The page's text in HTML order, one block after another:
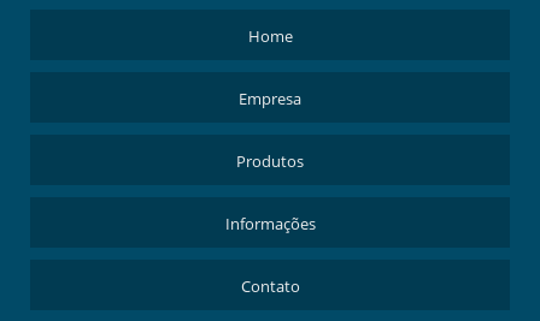
Home
Empresa
Produtos
Informações
Contato